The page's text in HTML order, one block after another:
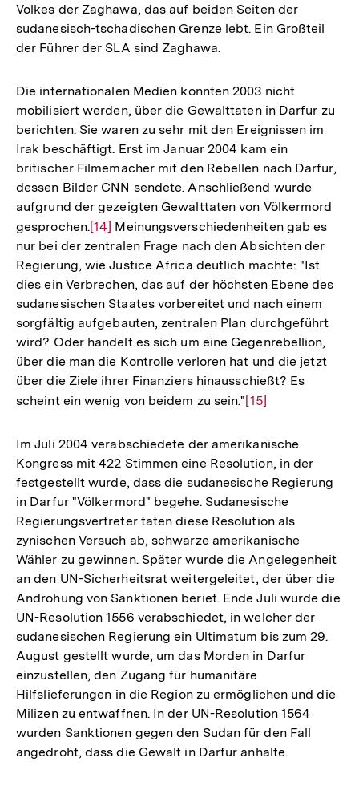
Volkes der Zaghawa, das auf beiden Seiten der
sudanesisch-tschadischen Grenze lebt. Ein Großteil
der Führer der SLA sind Zaghawa.
Die internationalen Medien konnten 2003 nicht
mobilisiert werden, über die Gewalttaten in Darfur zu
berichten. Sie waren zu sehr mit den Ereignissen im
Irak beschäftigt. Erst im Januar 2004 kam ein
britischer Filmemacher mit den Rebellen nach Darfur,
dessen Bilder CNN sendete. Anschließend wurde
aufgrund der gezeigten Gewalttaten von Völkermord
gesprochen.Zur
Auflösung
der
Fußnote
[14] Meinungsverschiedenheiten gab es
nur bei der zentralen Frage nach den Absichten der
Regierung, wie Justice Africa deutlich machte: "Ist
dies ein Verbrechen, das auf der höchsten Ebene des
sudanesischen Staates vorbereitet und nach einem
sorgfältig aufgebauten, zentralen Plan durchgeführt
wird? Oder handelt es sich um eine Gegenrebellion,
über die man die Kontrolle verloren hat und die jetzt
über die Ziele ihrer Finanziers hinausschießt? Es
scheint ein wenig von beidem zu sein."Zur
der
Fußnote
[15]
Im Juli 2004 verabschiedete der amerikanische
Kongress mit 422 Stimmen eine Resolution, in der
festgestellt wurde, dass die sudanesische Regierung
in Darfur "Völkermord" begehe. Sudanesische
Regierungsvertreter taten diese Resolution als
zynischen Versuch ab, schwarze amerikanische
Wähler zu gewinnen. Später wurde die Angelegenheit
an den UN-Sicherheitsrat weitergeleitet, der über die
Androhung von Sanktionen beriet. Ende Juli wurde die
UN-Resolution 1556 verabschiedet, in welcher der
sudanesischen Regierung ein Ultimatum bis zum 29.
August gestellt wurde, um das Morden in Darfur
einzustellen, den Zugang für humanitäre
Hilfslieferungen in die Region zu ermöglichen und die
Milizen zu entwaffnen. In der UN-Resolution 1564
wurden Sanktionen gegen den Sudan für den Fall
angedroht, dass die Gewalt in Darfur anhalte.